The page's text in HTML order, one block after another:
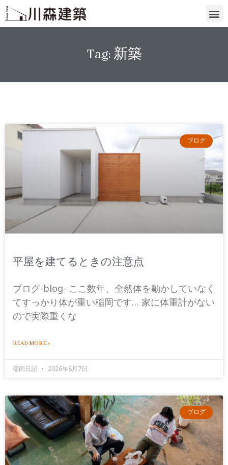
Tag: 新築
ブログ
平屋を建てるときの注意点
ブログ-blog- ここ数年、全然体を動かしていなく
てすっかり体が重い稲岡です… 家に体重計がない
ので実際重くな
READ MORE »
稲岡日記 2026年8月7日
ブログ